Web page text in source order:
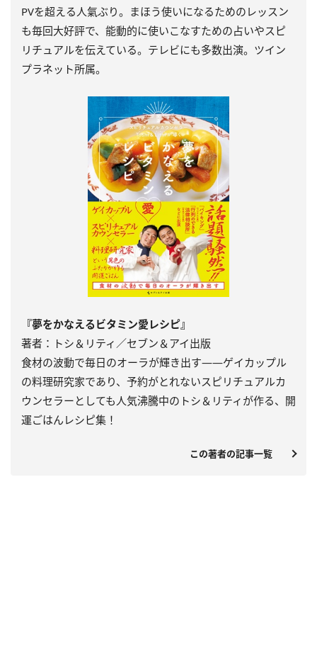
PVを超える人氣ぶり。まほう使いになるためのレッスン
も毎回大好評で、能動的に使いこなすための占いやスピ
リチュアルを伝えている。テレビにも多数出演。ツイン
プラネット所属。
『夢をかなえるビタミン愛レシピ』
著者：トシ＆リティ／セブン＆アイ出版
食材の波動で毎日のオーラが輝き出す――ゲイカップル
の料理研究家であり、予約がとれないスピリチュアルカ
ウンセラーとしても人気沸騰中のトシ＆リティが作る、開
運ごはんレシピ集！
この著者の記事一覧